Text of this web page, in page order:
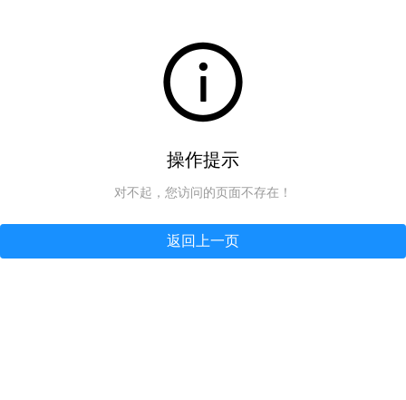
操作提示
对不起，您访问的页面不存在！
返回上一页